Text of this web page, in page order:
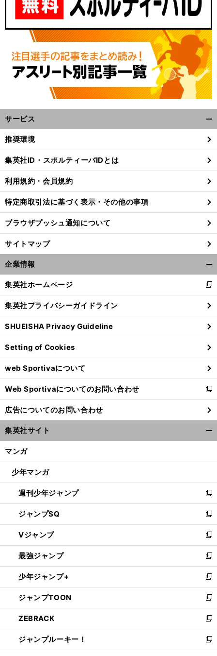
・
プ
.
へ
サービス
閉
る
推奨環境
集英社ID・スポルティーバIDとは
利用規約・会員規約
特定商取引法に基づく表示・その他の事項
ブラウザプッシュ通知について
サイトマップ
企業情報
閉
る
集英社ホームページ
新
し
い
ウ
ィ
ン
ド
ウ
で
開
く
集英社プライバシーガイドライン
SHUEISHA Privacy Guideline
Setting of Cookies
web Sportivaについて
Web Sportivaについてのお問い合わせ
新
し
い
ウ
ィ
ン
ウ
開
く
広告についてのお問い合わせ
集英社サイト
マンガ
少年マンガ
週刊少年ジャンプ
新
し
い
ウ
ィ
ン
ド
ウ
で
開
く
ジャンプSQ
新
し
い
ウ
ィ
ン
ド
ウ
で
開
く
Vジャンプ
新
し
い
ウ
ィ
ン
ド
ウ
で
開
く
最強ジャンプ
新
し
い
ウ
ィ
ン
ド
ウ
で
開
少年ジャンプ+
新
し
い
ウ
ィ
ン
ド
ウ
ジャンプTOON
新
し
い
ウ
ィ
ン
ZEBRACK
新
し
い
ウ
ジャンプルーキー！
新
し